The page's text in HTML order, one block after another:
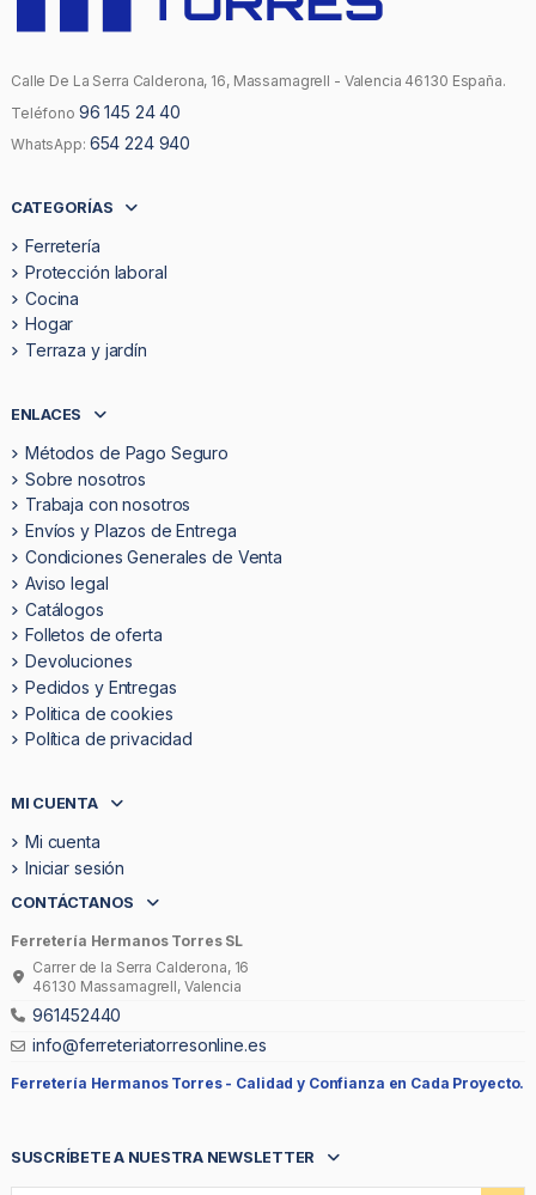
Calle De La Serra Calderona, 16, Massamagrell - Valencia 46130 España.
Teléfono 96 145 24 40
WhatsApp: 654 224 940
CATEGORÍAS
Ferretería
Protección laboral
Cocina
Hogar
Terraza y jardín
ENLACES
Métodos de Pago Seguro
Sobre nosotros
Trabaja con nosotros
Envíos y Plazos de Entrega
Condiciones Generales de Venta
Aviso legal
Catálogos
Folletos de oferta
Devoluciones
Pedidos y Entregas
Politica de cookies
Política de privacidad
MI CUENTA
Mi cuenta
Iniciar sesión
CONTÁCTANOS
Ferretería Hermanos Torres SL
Carrer de la Serra Calderona, 16
46130 Massamagrell, Valencia
961452440
info@ferreteriatorresonline.es
Ferretería Hermanos Torres - Calidad y Confianza en Cada Proyecto.
SUSCRÍBETE A NUESTRA NEWSLETTER